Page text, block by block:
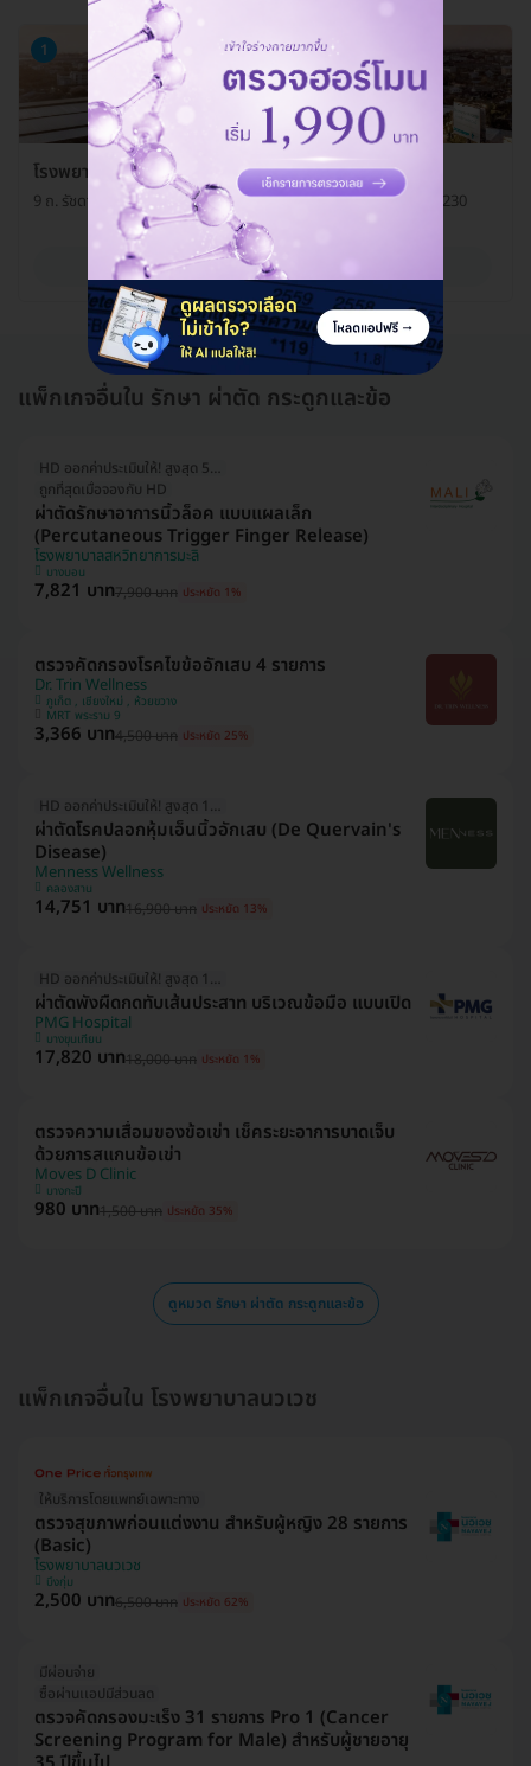
1
โรงพยาบาลนวเวช ศูนย์กล้ามเนื้อกระดูกและข้อ
9 ถ. รัชดา-รามอินทรา แขวงนวลจันทร์ เขตบึงกุ่ม กรุงเทพมหานคร 10230
ดูรายละเอียด
แพ็กเกจอื่นใน รักษา ผ่าตัด กระดูกและข้อ
HD ออกค่าประเมินให้! สูงสุด 500 บ.
ถูกที่สุดเมื่อจองกับ HD
ผ่าตัดรักษาอาการนิ้วล็อค แบบแผลเล็ก
(Percutaneous Trigger Finger Release)
โรงพยาบาลสหวิทยาการมะลิ
บางบอน
7,821 บาท7,900 บาท ประหยัด 1%
ตรวจคัดกรองโรคไขข้ออักเสบ 4 รายการ
Dr. Trin Wellness
ภูเก็ต , เชียงใหม่ , ห้วยขวาง
MRT พระราม 9
3,366 บาท4,500 บาท ประหยัด 25%
HD ออกค่าประเมินให้! สูงสุด 1500 บ.
ผ่าตัดโรคปลอกหุ้มเอ็นนิ้วอักเสบ (De Quervain's
Disease)
Menness Wellness
คลองสาน
14,751 บาท16,900 บาท ประหยัด 13%
HD ออกค่าประเมินให้! สูงสุด 1000 บ.
ผ่าตัดพังผืดกดทับเส้นประสาท บริเวณข้อมือ แบบเปิด
PMG Hospital
บางขุนเทียน
17,820 บาท18,000 บาท ประหยัด 1%
ตรวจความเสื่อมของข้อเข่า เช็คระยะอาการบาดเจ็บ
ด้วยการสแกนข้อเข่า
Moves D Clinic
บางกะปิ
980 บาท1,500 บาท ประหยัด 35%
ดูหมวด รักษา ผ่าตัด กระดูกและข้อ
แพ็กเกจอื่นใน โรงพยาบาลนวเวช
ให้บริการโดยแพทย์เฉพาะทาง
ตรวจสุขภาพก่อนแต่งงาน สำหรับผู้หญิง 28 รายการ
(Basic)
โรงพยาบาลนวเวช
บึงกุ่ม
2,500 บาท6,500 บาท ประหยัด 62%
มีผ่อนจ่าย
ซื้อผ่านเเอปมีส่วนลด
ตรวจคัดกรองมะเร็ง 31 รายการ Pro 1 (Cancer
Screening Program for Male) สำหรับผู้ชายอายุ